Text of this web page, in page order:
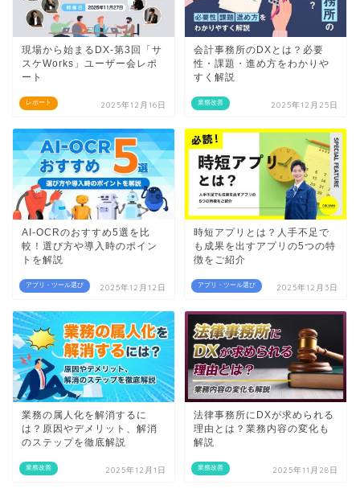
レポート
現場から始まるDX-第3回「サ
スケWorks」ユーザー会レポ
ート
2025年12月16日 業務改善
会計事務所のDXとは？必要
性・課題・進め方をわかりや
すく解説
2025年12月25日
アプリ・ツール選び
AI-OCRのおすすめ5選を比
較！選び方や導入時のポイン
トを解説
2025年12月12日 アプリ・ツール選び
時短アプリとは？人手不足で
も成果を出すアプリの5つの特
徴をご紹介
2025年12月3日
業務改善
業務の属人化を解消するに
は？原因やデメリット、解消
のステップを徹底解説
2025年12月1日 業務改善
法律事務所にDXが求められる
理由とは？業務内容の変化も
解説
2025年11月28日